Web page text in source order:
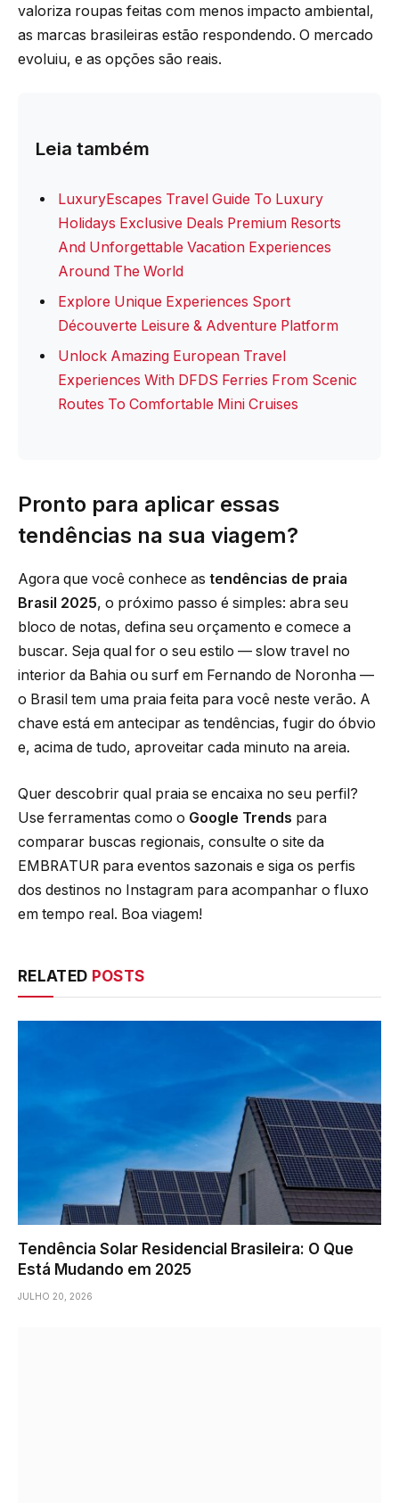
valoriza roupas feitas com menos impacto ambiental,
as marcas brasileiras estão respondendo. O mercado
evoluiu, e as opções são reais.
Leia também
LuxuryEscapes Travel Guide To Luxury
Holidays Exclusive Deals Premium Resorts
And Unforgettable Vacation Experiences
Around The World
Explore Unique Experiences Sport
Découverte Leisure & Adventure Platform
Unlock Amazing European Travel
Experiences With DFDS Ferries From Scenic
Routes To Comfortable Mini Cruises
Pronto para aplicar essas
tendências na sua viagem?
Agora que você conhece as tendências de praia
Brasil 2025, o próximo passo é simples: abra seu
bloco de notas, defina seu orçamento e comece a
buscar. Seja qual for o seu estilo — slow travel no
interior da Bahia ou surf em Fernando de Noronha —
o Brasil tem uma praia feita para você neste verão. A
chave está em antecipar as tendências, fugir do óbvio
e, acima de tudo, aproveitar cada minuto na areia.
Quer descobrir qual praia se encaixa no seu perfil?
Use ferramentas como o Google Trends para
comparar buscas regionais, consulte o site da
EMBRATUR para eventos sazonais e siga os perfis
dos destinos no Instagram para acompanhar o fluxo
em tempo real. Boa viagem!
RELATED POSTS
Tendência Solar Residencial Brasileira: O Que
Está Mudando em 2025
JULHO 20, 2026